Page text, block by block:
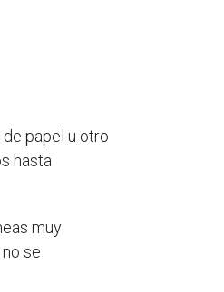
papel u otro
hasta
muy
se